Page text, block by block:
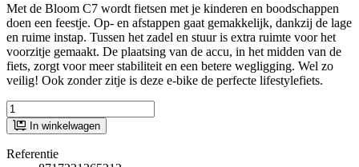
Met de Bloom C7 wordt fietsen met je kinderen en boodschappen
doen een feestje. Op- en afstappen gaat gemakkelijk, dankzij de lage
en ruime instap. Tussen het zadel en stuur is extra ruimte voor het
voorzitje gemaakt. De plaatsing van de accu, in het midden van de
fiets, zorgt voor meer stabiliteit en een betere wegligging. Wel zo
veilig! Ook zonder zitje is deze e-bike de perfecte lifestylefiets.
In winkelwagen
Referentie